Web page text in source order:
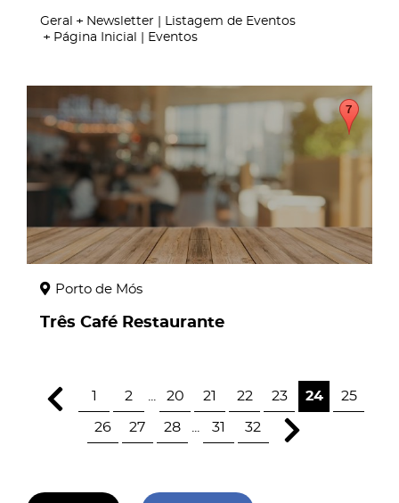
Geral
Newsletter | Listagem de Eventos
Página Inicial | Eventos
page
Porto de Mós
Três Café Restaurante
1 2 20 21 22 23 24 25
26 27 28 31 32